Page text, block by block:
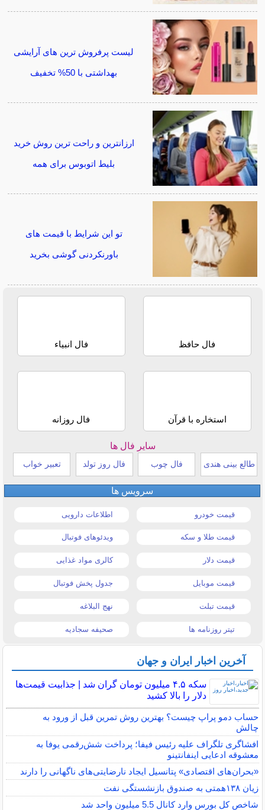
لیست پرفروش ترین های آرایشی
بهداشتی با 50% تخفیف
ارزانترین و راحت ترین روش خرید
بلیط اتوبوس برای همه
تو این شرایط با قیمت های
باورنکردنی گوشی بخرید
فال حافظ فال انبیاء
استخاره با قرآن فال روزانه
سایر فال ها
طالع بینی هندی فال چوب فال روز تولد تعبیر خواب
سرویس ها
قیمت خودرو اطلاعات دارویی
قیمت طلا و سکه ویدئوهای فوتبال
قیمت دلار کالری مواد غذایی
قیمت موبایل جدول پخش فوتبال
قیمت تبلت نهج البلاغه
تیتر روزنامه ها صحیفه سجادیه
آخرین اخبار ایران و جهان
سکه ۴.۵ میلیون تومان گران شد | جذابیت قیمت‌ها
دلار را بالا کشید
حساب دمو پراپ چیست؟ بهترین روش تمرین قبل از ورود به
چالش
افشاگری تلگراف علیه رئیس فیفا؛ پرداخت شش‌رقمی یوفا به
معشوقه ادعایی اینفانتینو
«بحران‌های اقتصادی» پتانسیل ایجاد نارضایتی‌های ناگهانی را دارند
زیان ۱۳۸همتی به صندوق بازنشستگی نفت
شاخص کل بورس وارد کانال 5.5 میلیون واحد شد